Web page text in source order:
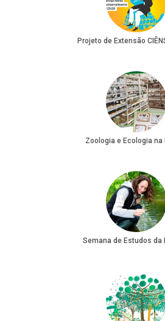
Projeto de Extensão
Zoologia e Ecologia na
Semana de Estudos da